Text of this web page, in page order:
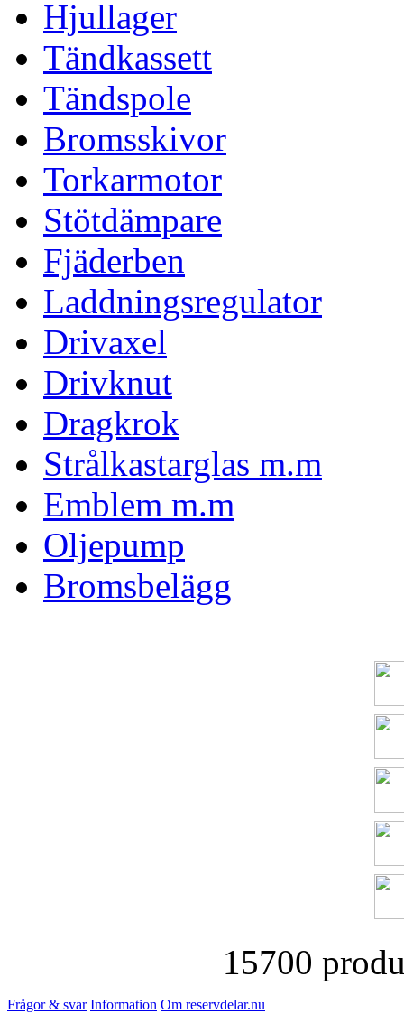
Hjullager
Tändkassett
Tändspole
Bromsskivor
Torkarmotor
Stötdämpare
Fjäderben
Laddningsregulator
Drivaxel
Drivknut
Dragkrok
Strålkastarglas m.m
Emblem m.m
Oljepump
Bromsbelägg
15700
Frågor & svar Information Om reservdelar.nu